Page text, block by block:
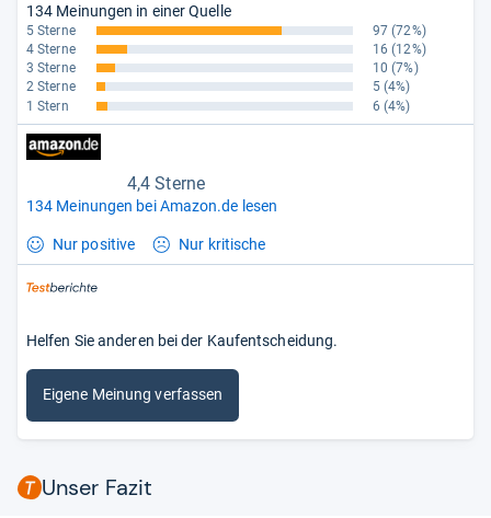
134 Meinungen in einer Quelle
5 Sterne 97 (72%)
4 Sterne
16 (12%)
3 Sterne
10 (7%)
2 Sterne
5 (4%)
1 Stern
6 (4%)
4,4 Sterne
134 Meinungen bei Amazon.de lesen
Nur positive Nur kritische
Helfen Sie anderen bei der Kaufentscheidung.
Eigene Meinung verfassen
Unser Fazit